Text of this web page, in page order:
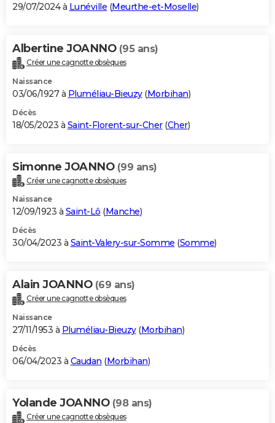
29/07/2024 à Lunéville (Meurthe-et-Moselle)
Albertine JOANNO (95 ans)
Créer une cagnotte obsèques
Naissance
03/06/1927 à Pluméliau-Bieuzy(Morbihan)
Décès
18/05/2023 à Saint-Florent-sur-Cher(Cher)
Simonne JOANNO (99 ans)
Créer une cagnotte obsèques
Naissance
12/09/1923 à Saint-Lô (Manche)
Décès
30/04/2023 à Saint-Valery-sur-Somme (Somme)
Alain JOANNO (69 ans)
Créer une cagnotte obsèques
Naissance
27/11/1953 à Pluméliau-Bieuzy(Morbihan)
Décès
06/04/2023 à Caudan (Morbihan)
Yolande JOANNO (98 ans)
Créer une cagnotte obsèques